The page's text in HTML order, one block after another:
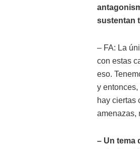
sustentan
– FA: La
con estas
eso.
y
hay ciertas
amenazas,
– Un tema